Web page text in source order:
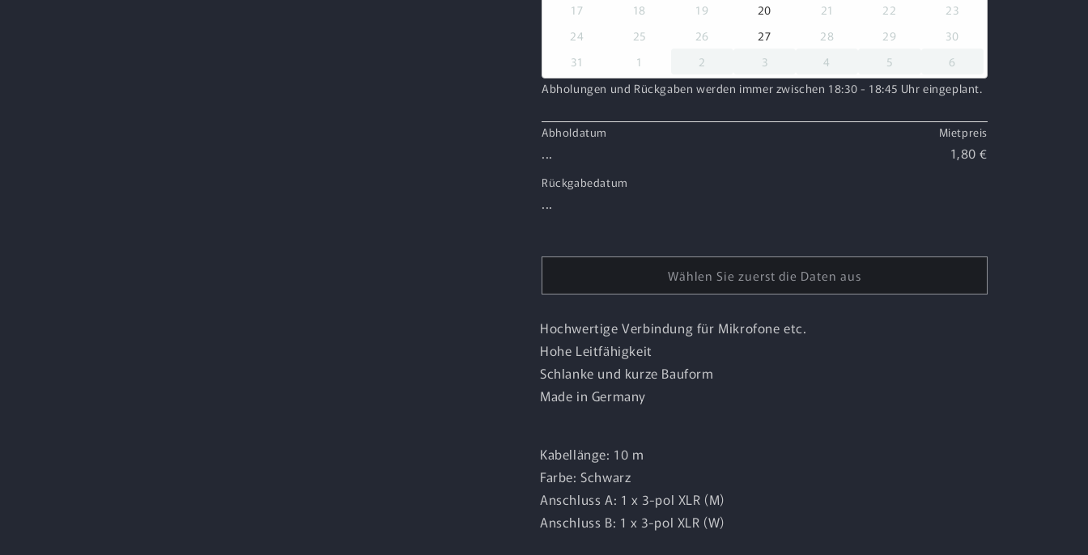
17
18 19 20 21 22
23
24
25 26 27 28 29
30
31
1 2 3 4 5
6
Abholungen und Rückgaben werden immer zwischen 18:30 - 18:45 Uhr eingeplant.
Abholdatum
...
Rückgabedatum
...
Mietpreis
1,80 €
Wählen Sie zuerst die Daten aus
Hochwertige Verbindung für Mikrofone etc.
Hohe Leitfähigkeit
Schlanke und kurze Bauform
Made in Germany
Kabellänge: 10 m
Farbe: Schwarz
Anschluss A: 1 x 3-pol XLR (M)
Anschluss B: 1 x 3-pol XLR (W)